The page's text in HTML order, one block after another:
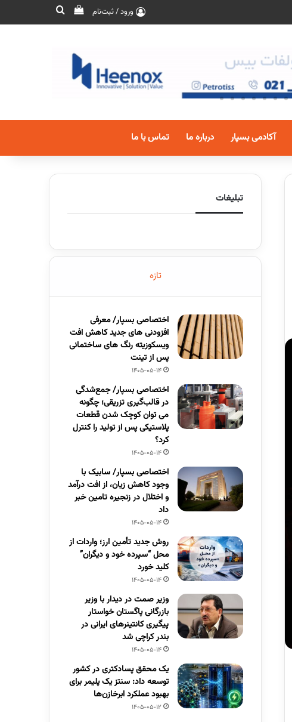
ورود / ثبت‌نام
آکادمی بسپار درباره ما تماس با ما
تبلیغات
تازه
اختصاصی بسپار/ معرفی
افزودنی های جدید کاهش افت
ویسکوزیته رنگ های ساختمانی
پس از تینت
1405-05-14
اختصاصی بسپار/ جمع‌شدگی
در قالب‌گیری تزریقی؛ چگونه
می توان کوچک شدن قطعات
پلاستیکی پس از تولید را کنترل
کرد؟
1405-05-14
اختصاصی بسپار/ سابیک با
وجود کاهش زیان، از افت درآمد
و اختلال در زنجیره تامین خبر
داد
1405-05-14
روش جدید تأمین ارز؛ واردات از
محل “سپرده خود و دیگران”
کلید خورد
1405-05-14
وزیر صمت در دیدار با وزیر
بازرگانی پاگستان خواستار
پیگیری کانتینرهای ایرانی در
بندر کراچی شد
1405-05-14
یک محقق پسادکتری در کشور
توسعه داد: سنتز یک پلیمر برای
بهبود عملکرد ابرخازن‌ها
1405-05-12